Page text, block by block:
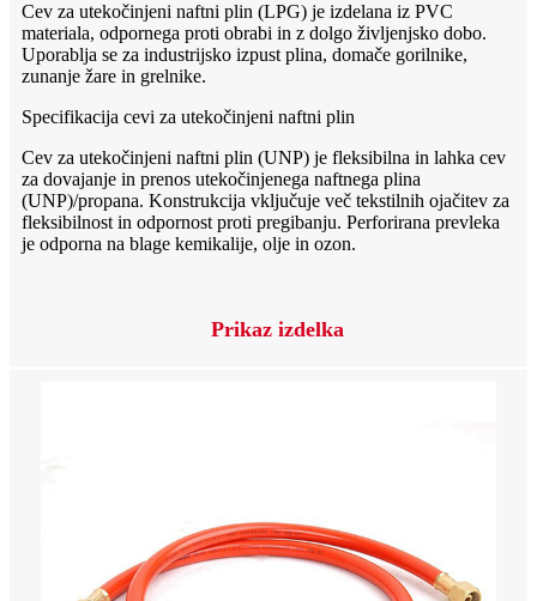
Cev za utekočinjeni naftni plin (LPG) je izdelana iz PVC
materiala, odpornega proti obrabi in z dolgo življenjsko dobo.
Uporablja se za industrijsko izpust plina, domače gorilnike,
zunanje žare in grelnike.
Specifikacija cevi za utekočinjeni naftni plin
Cev za utekočinjeni naftni plin (UNP) je fleksibilna in lahka cev
za dovajanje in prenos utekočinjenega naftnega plina
(UNP)/propana. Konstrukcija vključuje več tekstilnih ojačitev za
fleksibilnost in odpornost proti pregibanju. Perforirana prevleka
je odporna na blage kemikalije, olje in ozon.
Prikaz izdelka